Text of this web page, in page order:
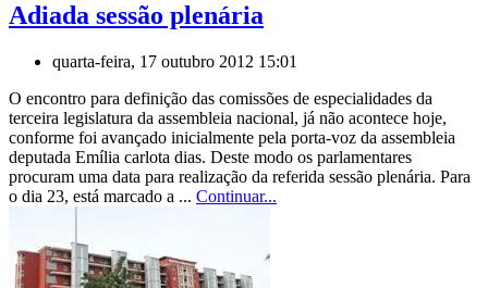
Adiada sessão plenária
quarta-feira, 17 outubro 2012 15:01
O encontro para definição das comissões de especialidades da
terceira legislatura da assembleia nacional, já não acontece hoje,
conforme foi avançado inicialmente pela porta-voz da assembleia
deputada Emília carlota dias. Deste modo os parlamentares
procuram uma data para realização da referida sessão plenária. Para
o dia 23, está marcado a ... Continuar...